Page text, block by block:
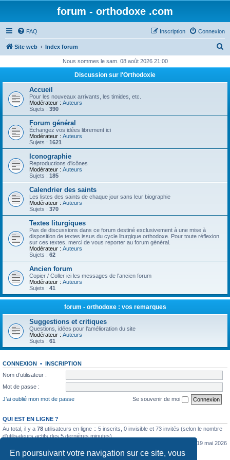
En poursuivant votre navigation sur ce site, vous
forum - orthodoxe .com
FAQ Connexion
Inscription
Site web Index forum
h
Nous sommes le sam. 08 août 2026 21:00
Discussion sur l'Orthodoxie
Accueil
Pour les nouveaux arrivants, les timides, etc.
Modérateur : Auteurs
Sujets : 390
Forum général
Échangez vos idées librement ici
Modérateur : Auteurs
Sujets : 1621
Iconographie
Reproductions d'icônes
Modérateur : Auteurs
Sujets : 185
Calendrier des saints
Les listes des saints de chaque jour sans leur biographie
Modérateur : Auteurs
Sujets : 370
Textes liturgiques
Pas de discussions dans ce forum destiné exclusivement à une mise à
disposition de textes issus du cycle liturgique orthodoxe. Pour toute réflexion
sur ces textes, merci de vous reporter au forum général.
Modérateur : Auteurs
Sujets : 62
Ancien forum
Copier / Coller ici les messages de l'ancien forum
Modérateur : Auteurs
Sujets : 41
forum - orthodoxe : vos remarques
Suggestions et critiques
Questions, idées pour l'amélioration du site
Modérateur : Auteurs
Sujets : 61
CONNEXION • INSCRIPTION
Nom d’utilisateur :
Mot de passe :
J’ai oublié mon mot de passe
Se souvenir de moi
QUI EST EN LIGNE ?
Au total, il y a 78 utilisateurs en ligne :: 5 inscrits, 0 invisible et 73 invités (selon le nombre
d’utilisateurs actifs des 5 dernières minutes)
le mar. 19 mai 2026
0:07